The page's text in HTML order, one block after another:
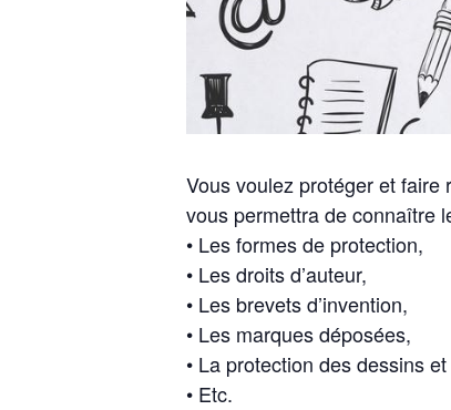
Vous voulez protéger et faire
vous permettra de connaître
• Les formes de protection,
• Les droits d’auteur,
• Les brevets d’invention,
• Les marques déposées,
• La protection des dessins
• Etc.